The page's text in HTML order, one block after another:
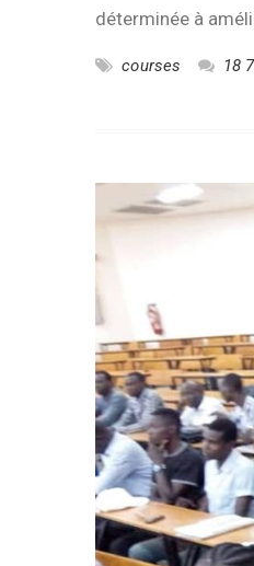
déterminée à
courses 18